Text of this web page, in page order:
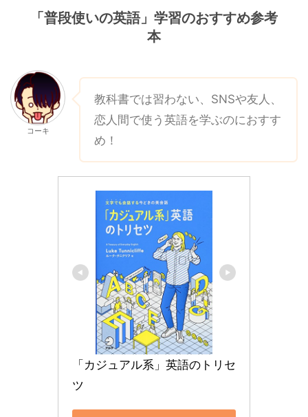
「普段使いの英語」学習のおすすめ参考
本
コーキ
教科書では習わない、SNSや友人、
恋人間で使う英語を学ぶのにおすす
め！
「カジュアル系」英語のトリセ
ツ